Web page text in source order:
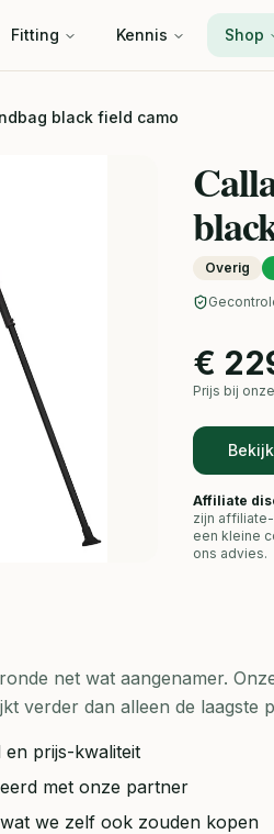
Fitting Kennis Shop
black field camo
Overig
€
Prijs bij
Affiliate
zijn
een kleine
ons advies.
net wat aangenamer.
verder dan alleen de laagste
en prijs-kwaliteit
met onze partner
we zelf ook zouden kopen